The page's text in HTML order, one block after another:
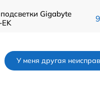
Gigabyte
У меня другая